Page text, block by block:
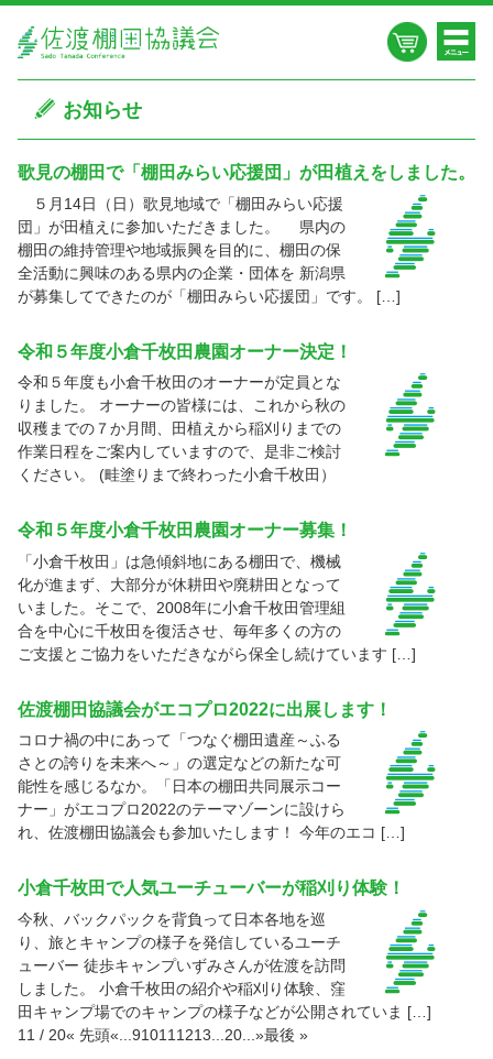
お知らせ
歌見の棚田で「棚田みらい応援団」が田植えをしました。
５月14日（日）歌見地域で「棚田みらい応援
団」が田植えに参加いただきました。 県内の
棚田の維持管理や地域振興を目的に、棚田の保
全活動に興味のある県内の企業・団体を 新潟県
が募集してできたのが「棚田みらい応援団」です。 […]
令和５年度小倉千枚田農園オーナー決定！
令和５年度も小倉千枚田のオーナーが定員とな
りました。 オーナーの皆様には、これから秋の
収穫までの７か月間、田植えから稲刈りまでの
作業日程をご案内していますので、是非ご検討
ください。 (畦塗りまで終わった小倉千枚田）
令和５年度小倉千枚田農園オーナー募集！
「小倉千枚田」は急傾斜地にある棚田で、機械
化が進まず、大部分が休耕田や廃耕田となって
いました。そこで、2008年に小倉千枚田管理組
合を中心に千枚田を復活させ、毎年多くの方の
ご支援とご協力をいただきながら保全し続けています […]
佐渡棚田協議会がエコプロ2022に出展します！
コロナ禍の中にあって「つなぐ棚田遺産～ふる
さとの誇りを未来へ～」の選定などの新たな可
能性を感じるなか。「日本の棚田共同展示コー
ナー」がエコプロ2022のテーマゾーンに設けら
れ、佐渡棚田協議会も参加いたします！ 今年のエコ […]
小倉千枚田で人気ユーチューバーが稲刈り体験！
今秋、バックパックを背負って日本各地を巡
り、旅とキャンプの様子を発信しているユーチ
ューバー 徒歩キャンプいずみさんが佐渡を訪問
しました。 小倉千枚田の紹介や稲刈り体験、窪
田キャンプ場でのキャンプの様子などが公開されていま […]
11 / 20« 先頭« 91011 1213 20 »最後 »